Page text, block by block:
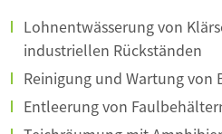
Lohnentwässerung von
industriellen Rückständen
Reinigung und Wartung von
Entleerung von